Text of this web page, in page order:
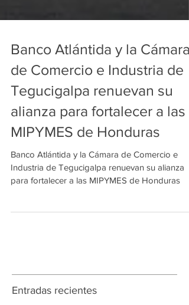
Banco Atlántida y la Cámara
de Comercio e Industria de
Tegucigalpa renuevan su
alianza para fortalecer a las
MIPYMES de Honduras